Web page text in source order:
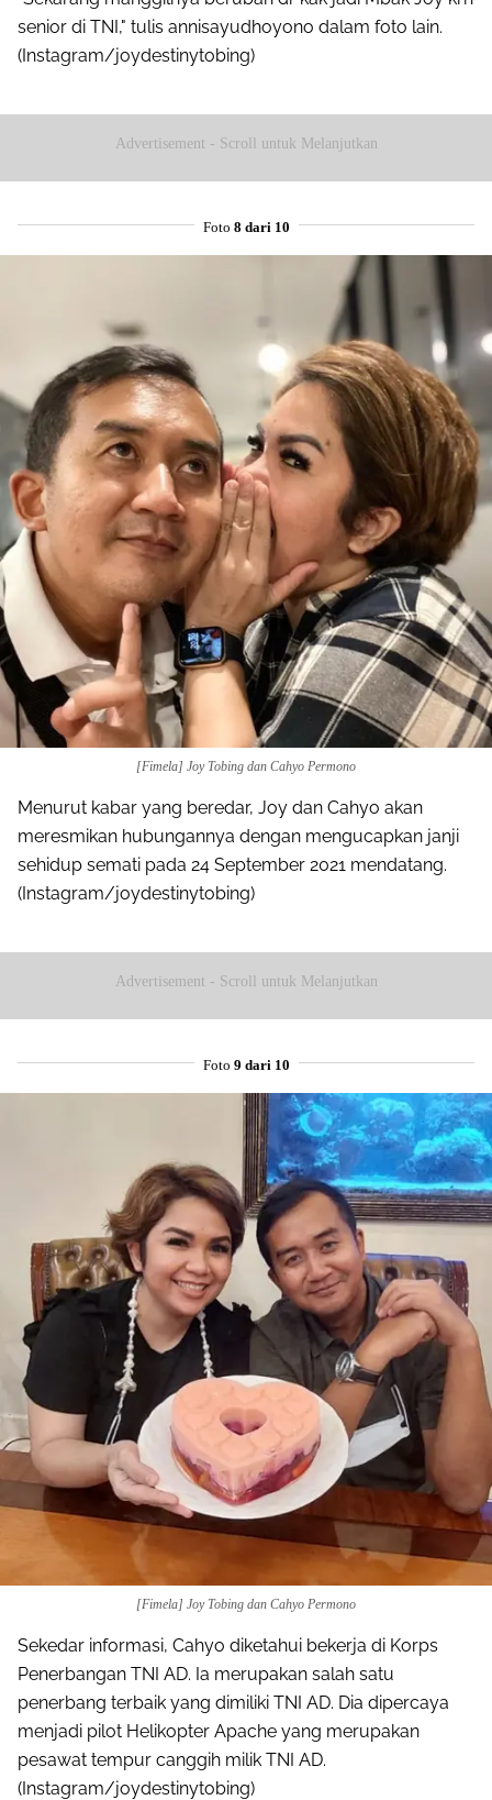
senior di TNI," tulis annisayudhoyono dalam foto lain.
(Instagram/joydestinytobing)
Advertisement - Scroll untuk Melanjutkan
Foto 8 dari 10
[Fimela] Joy Tobing dan Cahyo Permono
Menurut kabar yang beredar, Joy dan Cahyo akan
meresmikan hubungannya dengan mengucapkan janji
sehidup semati pada 24 September 2021 mendatang.
(Instagram/joydestinytobing)
Advertisement - Scroll untuk Melanjutkan
Foto 9 dari 10
[Fimela] Joy Tobing dan Cahyo Permono
Sekedar informasi, Cahyo diketahui bekerja di Korps
Penerbangan TNI AD. Ia merupakan salah satu
penerbang terbaik yang dimiliki TNI AD. Dia dipercaya
menjadi pilot Helikopter Apache yang merupakan
pesawat tempur canggih milik TNI AD.
(Instagram/joydestinytobing)